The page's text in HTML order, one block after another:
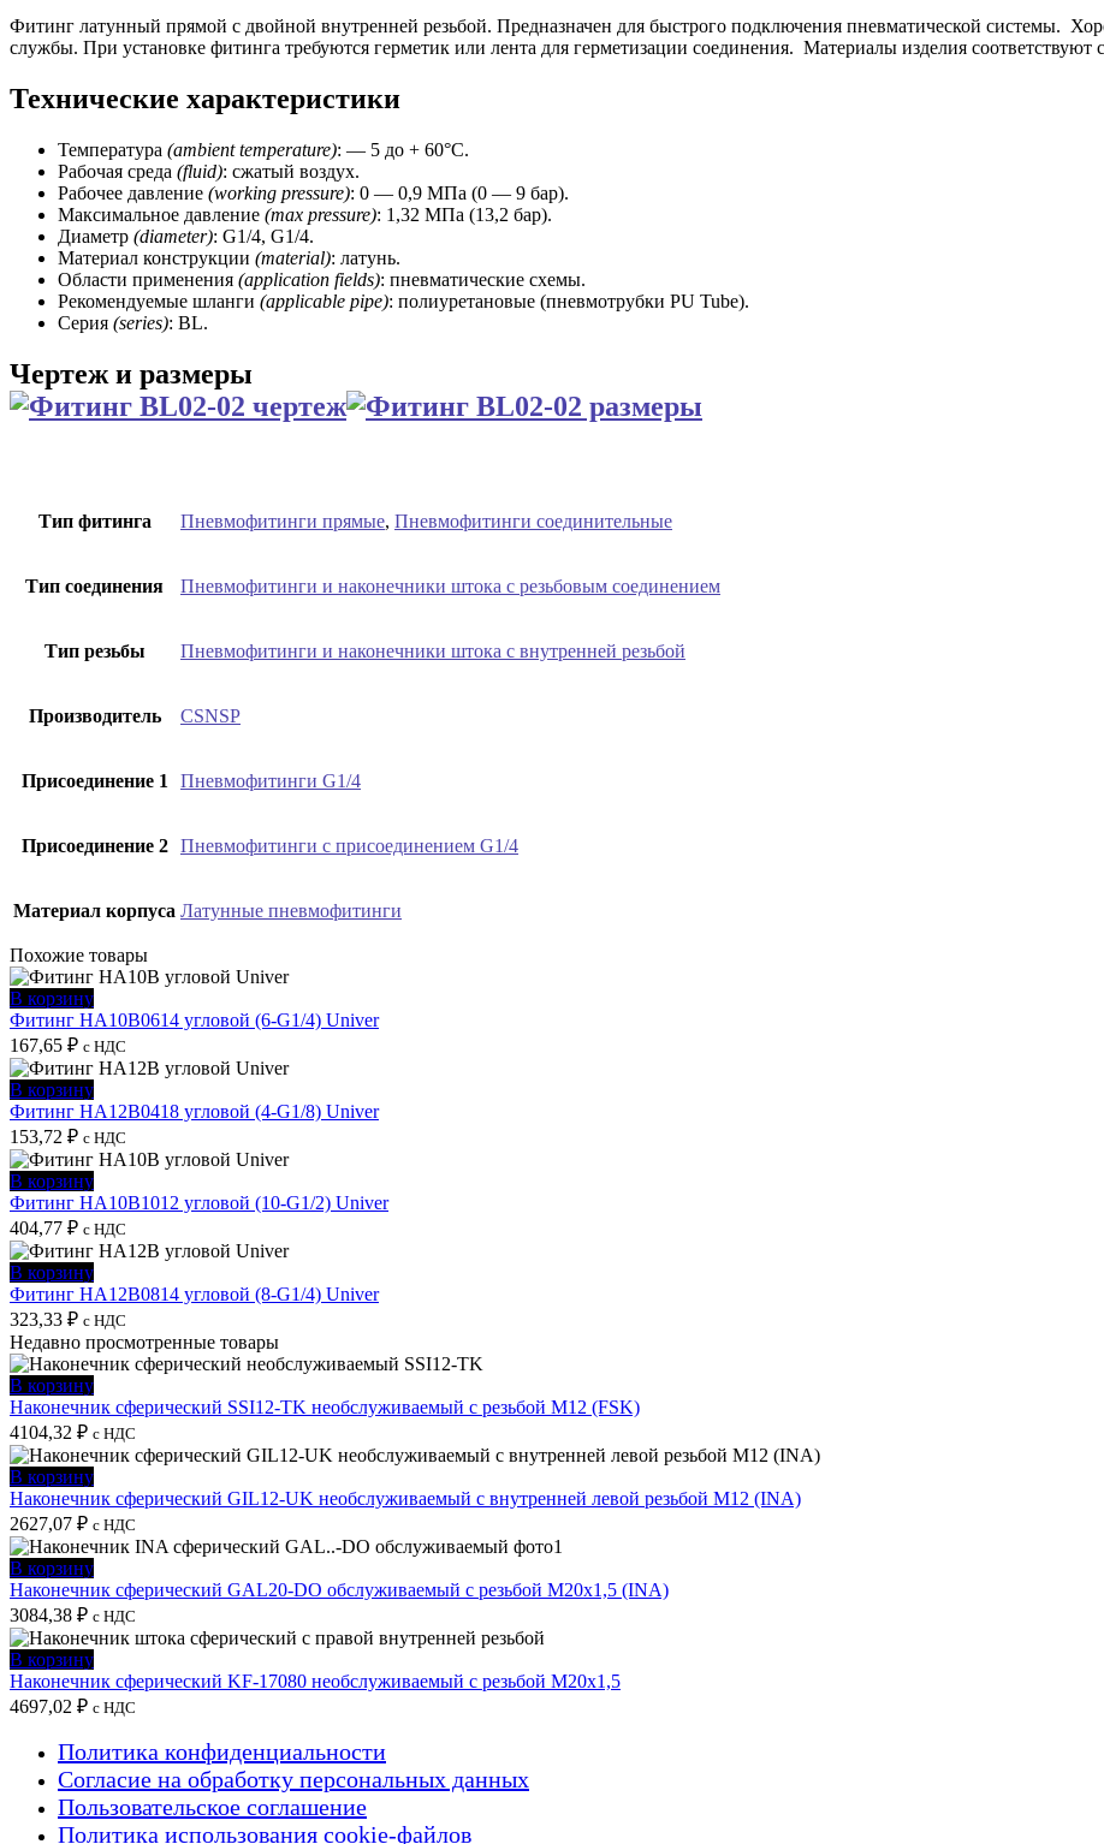
Фитинг латунный прямой с двойной внутренней резьбой. Предназначен для быстрого подключения пневматической системы.
службы. При установке фитинга требуются герметик или лента для герметизации соединения. Материалы изделия соответствуют
Технические характеристики
Температура (ambient temperature): — 5 до + 60°C.
Рабочая среда (fluid): сжатый воздух.
Рабочее давление (working pressure): 0 — 0,9 МПа (0 — 9 бар).
Максимальное давление (max pressure): 1,32 МПа (13,2 бар).
Диаметр (diameter): G1/4, G1/4.
Материал конструкции (material): латунь.
Области применения (application fields): пневматические схемы.
Рекомендуемые шланги (applicable pipe): полиуретановые (пневмотрубки PU Tube).
Серия (series): BL.
Чертеж и размеры
Тип фитинга Пневмофитинги прямые, Пневмофитинги соединительные
Тип соединения Пневмофитинги и наконечники штока с резьбовым соединением
Тип резьбы Пневмофитинги и наконечники штока с внутренней резьбой
Производитель CSNSP
Присоединение 1 Пневмофитинги G1/4
Присоединение 2 Пневмофитинги с присоединением G1/4
Материал корпуса Латунные пневмофитинги
Похожие товары
В корзину
Фитинг HA10B0614 угловой (6-G1/4) Univer
167,65 ₽ с НДС
В корзину
Фитинг HA12B0418 угловой (4-G1/8) Univer
153,72 ₽ с НДС
В корзину
Фитинг HA10B1012 угловой (10-G1/2) Univer
404,77 ₽ с НДС
В корзину
Фитинг HA12B0814 угловой (8-G1/4) Univer
323,33 ₽ с НДС
Недавно просмотренные товары
В корзину
Наконечник сферический SSI12-TK необслуживаемый с резьбой M12 (FSK)
4104,32 ₽ с НДС
В корзину
Наконечник сферический GIL12-UK необслуживаемый с внутренней левой резьбой M12 (INA)
2627,07 ₽ с НДС
В корзину
Наконечник сферический GAL20-DO обслуживаемый с резьбой M20x1,5 (INA)
3084,38 ₽ с НДС
В корзину
Наконечник сферический KF-17080 необслуживаемый с резьбой M20x1,5
4697,02 ₽ с НДС
Политика конфиденциальности
Согласие на обработку персональных данных
Пользовательское соглашение
Политика использования cookie-файлов